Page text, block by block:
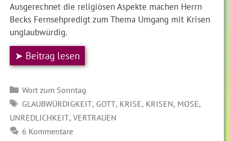
Ausgerechnet die religiösen Aspekte machen Herrn
Becks Fernsehpredigt zum Thema Umgang mit Krisen
unglaubwürdig.
➤ Beitrag lesen
Kategorien
Wort zum Sonntag
SCHLAGWÖRTER
GLAUBWÜRDIGKEIT, GOTT, KRISE, KRISEN, MOSE,
UNREDLICHKEIT,VERTRAUEN
6 Kommentare